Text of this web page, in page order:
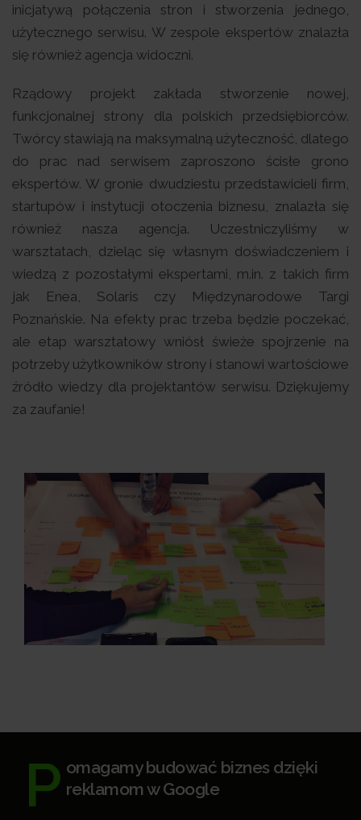
inicjatywą połączenia stron i stworzenia jednego,
użytecznego serwisu. W zespole ekspertów znalazła
się również agencja widoczni.
Rządowy projekt zakłada stworzenie nowej,
funkcjonalnej strony dla polskich przedsiębiorców.
Twórcy stawiają na maksymalną użyteczność, dlatego
do prac nad serwisem zaproszono ścisłe grono
ekspertów. W gronie dwudziestu przedstawicieli firm,
startupów i instytucji otoczenia biznesu, znalazła się
również nasza agencja. Uczestniczyliśmy w
warsztatach, dzieląc się własnym doświadczeniem i
wiedzą z pozostałymi ekspertami, m.in. z takich firm
jak Enea, Solaris czy Międzynarodowe Targi
Poznańskie. Na efekty prac trzeba będzie poczekać,
ale etap warsztatowy wniósł świeże spojrzenie na
potrzeby użytkowników strony i stanowi wartościowe
źródło wiedzy dla projektantów serwisu. Dziękujemy
za zaufanie!
P omagamy budować biznes dzięki
reklamom w Google